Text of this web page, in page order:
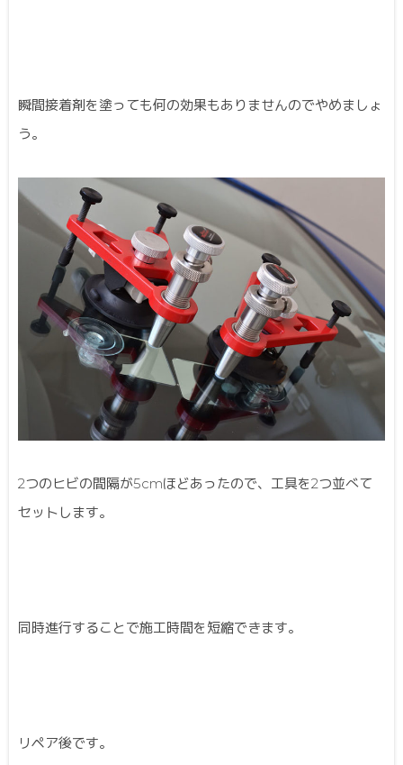
瞬間接着剤を塗っても何の効果もありませんのでやめましょ
う。
2つのヒビの間隔が5cmほどあったので、工具を2つ並べて
セットします。
同時進行することで施工時間を短縮できます。
リペア後です。